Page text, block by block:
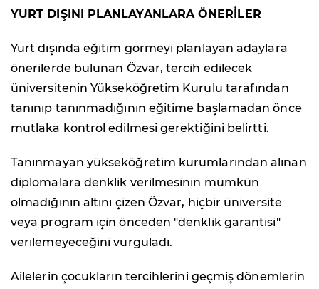
YURT DIŞINI PLANLAYANLARA ÖNERİLER
Yurt dışında eğitim görmeyi planlayan adaylara
önerilerde bulunan Özvar, tercih edilecek
üniversitenin Yükseköğretim Kurulu tarafından
tanınıp tanınmadığının eğitime başlamadan önce
mutlaka kontrol edilmesi gerektiğini belirtti.
Tanınmayan yükseköğretim kurumlarından alınan
diplomalara denklik verilmesinin mümkün
olmadığının altını çizen Özvar, hiçbir üniversite
veya program için önceden "denklik garantisi"
verilemeyeceğini vurguladı.
Ailelerin çocukların tercihlerini geçmiş dönemlerin